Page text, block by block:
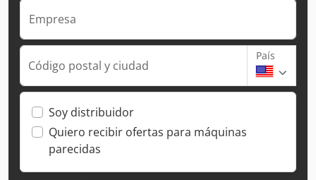
Empresa
Código postal y ciudad
País
Soy distribuidor
Quiero recibir ofertas para máquinas
parecidas